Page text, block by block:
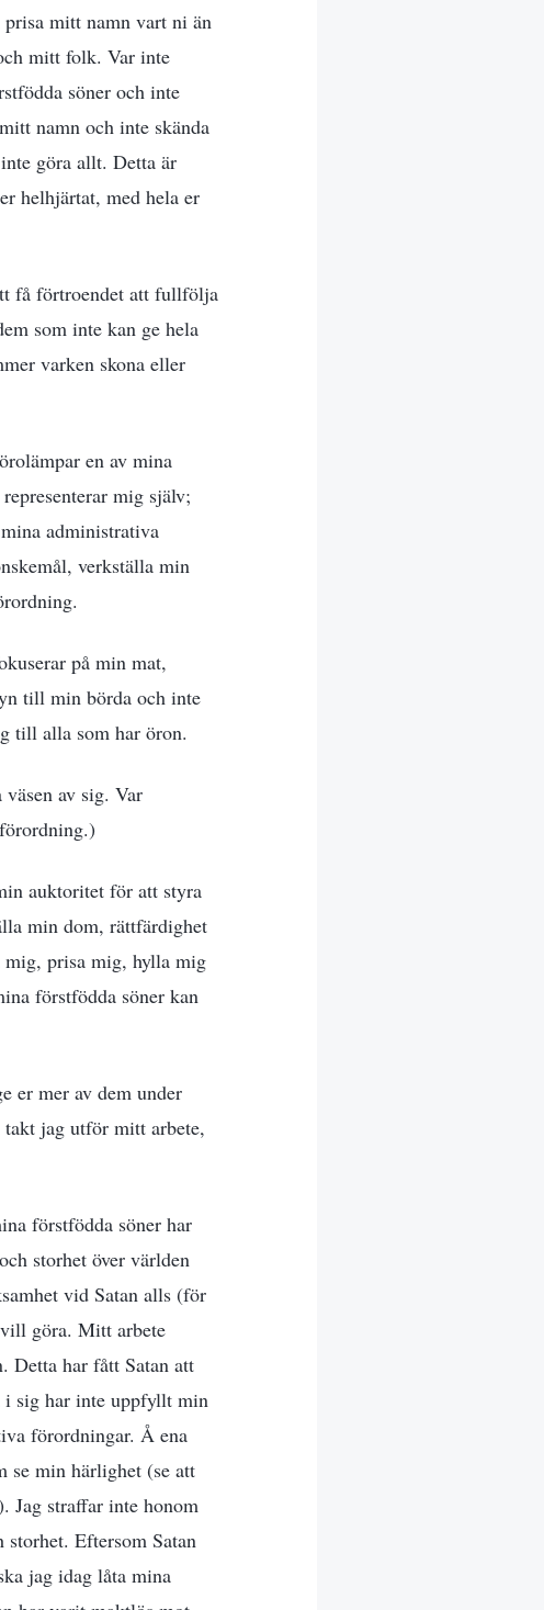
mitt namn vart ni än
mitt folk. Var inte
söner och inte
namn och inte skända
göra allt. Detta är
helhjärtat, med hela er
få förtroendet att fullfölja
som inte kan ge hela
varken skona eller
en av mina
mig själv;
administrativa
verkställa min
på min mat,
till min börda och inte
till alla som har öron.
av sig. Var
auktoritet för att styra
min dom, rättfärdighet
prisa mig, hylla mig
förstfödda söner kan
er mer av dem under
jag utför mitt arbete,
förstfödda söner har
storhet över världen
vid Satan alls (för
göra. Mitt arbete
Detta har fått Satan att
i sig har inte uppfyllt min
förordningar. Å ena
se min härlighet (se att
Jag straffar inte honom
Eftersom Satan
jag idag låta mina